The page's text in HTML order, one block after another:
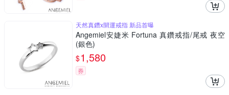
天然真鑽x開運戒指 新品首曝
Angemiel安婕米 Fortuna 真鑽戒指/尾戒 夜空
(銀色)
$1,580
券